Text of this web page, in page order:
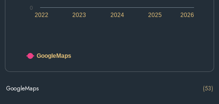
2022 2024 2026
2023 2025
0
GoogleMaps
GoogleMaps (53)